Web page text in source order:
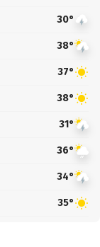
30°
38°
37°
38°
31°
36°
34°
35°